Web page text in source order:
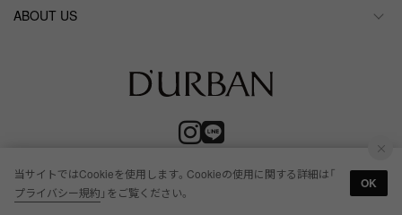
ABOUT US
© RENOWN Inc. All Rights Reserved.
当サイトではCookieを使用します。Cookieの使用に関する詳細は「
プライバシー規約 」をご覧ください。
OK